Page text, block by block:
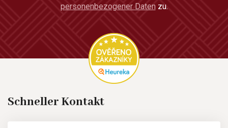
personenbezogener Daten zu.
Schneller Kontakt